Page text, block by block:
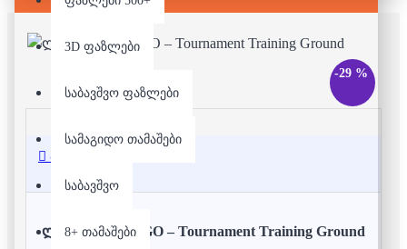
3D ფაზლები
საბავშვო ფაზლები
სამაგიდო თამაშები
საბავშვო
8+ თამაშები
-29 %
აღწერა
ლეგო - NINJAGO – Tournament Training Ground